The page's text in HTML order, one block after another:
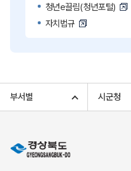
청년e끌림(청년포털)
자치법규
고향사랑기부 아너스 클럽
민원상담
민원안내
부서별 시군청